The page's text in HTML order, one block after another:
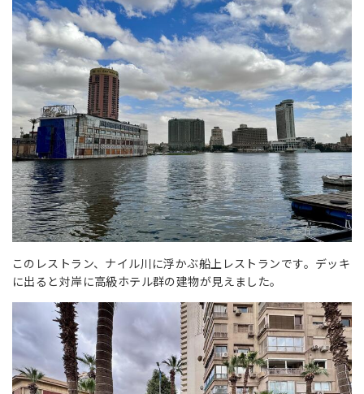
このレストラン、ナイル川に浮かぶ船上レストランです。デッキ
に出ると対岸に高級ホテル群の建物が見えました。